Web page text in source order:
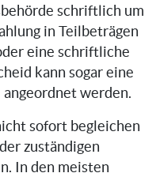
schriftlich um
in Teilbeträgen
eine schriftliche
kann sogar eine
werden.
sofort begleichen
zuständigen
In den meisten